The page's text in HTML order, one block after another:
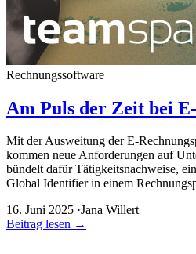
Rechnungssoftware
Am Puls der Zeit bei
Mit der Ausweitung der E-
kommen neue Anforderungen auf
bündelt dafür Tätigkeitsnachweise,
Global Identifier in einem
16. Juni 2025 ·Jana Willert
Beitrag lesen →